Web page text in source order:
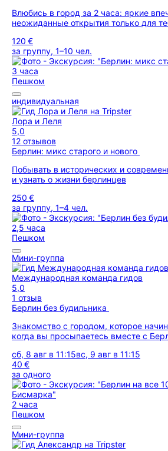
Влюбись в город за 2 часа: яркие
неожиданные открытия только для
120 €
за группу, 1–10 чел.
3 часа
Пешком
индивидуальная
Лора и Леля
5,0
12 отзывов
Берлин: микс старого и нового
Побывать в исторических и
и узнать о жизни берлинцев
250 €
за группу, 1–4 чел.
2,5 часа
Пешком
Мини-группа
Международная команда гидов
5,0
1 отзыв
Берлин без будильника
Знакомство с городом, которое
когда вы просыпаетесь вместе с
сб, 8 авг в 11:15вс, 9 авг в 11:15
40 €
за одного
2 часа
Пешком
Мини-группа